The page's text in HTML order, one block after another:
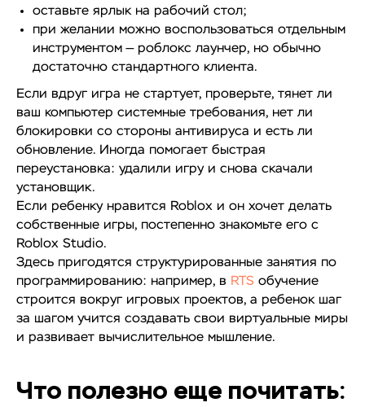
оставьте ярлык на рабочий стол;
при желании можно воспользоваться отдельным
инструментом — роблокс лаунчер, но обычно
достаточно стандартного клиента.
Если вдруг игра не стартует, проверьте, тянет ли
ваш компьютер системные требования, нет ли
блокировки со стороны антивируса и есть ли
обновление. Иногда помогает быстрая
переустановка: удалили игру и снова скачали
установщик.
Если ребенку нравится Roblox и он хочет делать
собственные игры, постепенно знакомьте его с
Roblox Studio.
Здесь пригодятся структурированные занятия по
программированию: например, в RTS обучение
строится вокруг игровых проектов, а ребенок шаг
за шагом учится создавать свои виртуальные миры
и развивает вычислительное мышление.
Что полезно еще почитать: